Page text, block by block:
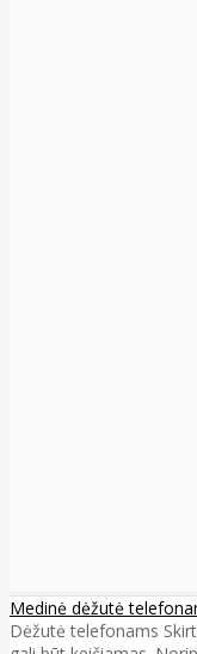
Medinė dėžutė
Dėžutė telefonams